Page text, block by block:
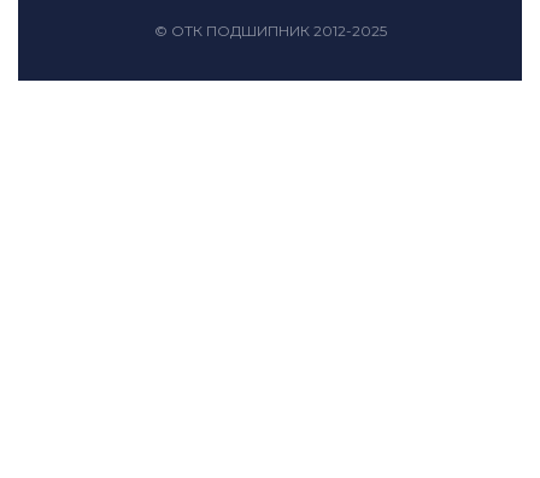
© ОТК ПОДШИПНИК 2012-2025